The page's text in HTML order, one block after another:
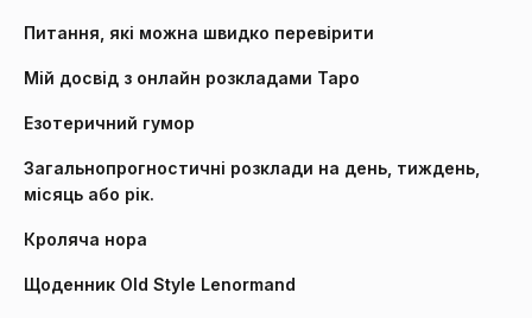
Питання, які можна швидко перевірити
Мій досвід з онлайн розкладами Таро
Езотеричний гумор
Загальнопрогностичні розклади на день, тиждень,
місяць або рік.
Кроляча нора
Щоденник Old Style Lenormand